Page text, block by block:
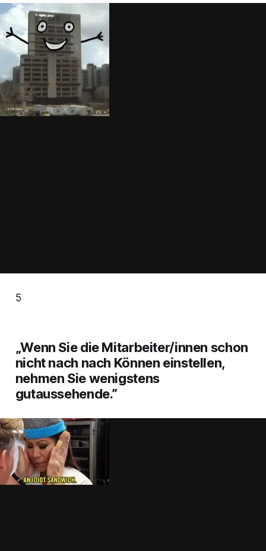
5
„Wenn Sie die Mitarbeiter/innen schon
nicht nach nach Können einstellen,
nehmen Sie wenigstens
gutaussehende.”